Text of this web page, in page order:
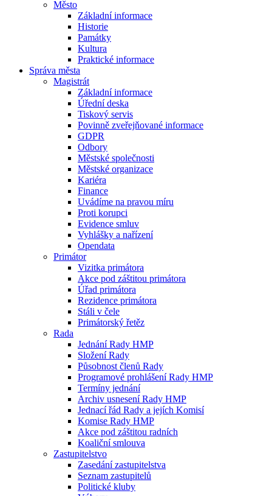
Město
Základní informace
Historie
Památky
Kultura
Praktické informace
Správa města
Magistrát
Základní informace
Úřední deska
Tiskový servis
Povinně zveřejňované informace
GDPR
Odbory
Městské společnosti
Městské organizace
Kariéra
Finance
Uvádíme na pravou míru
Proti korupci
Evidence smluv
Vyhlášky a nařízení
Opendata
Primátor
Vizitka primátora
Akce pod záštitou primátora
Úřad primátora
Rezidence primátora
Stáli v čele
Primátorský řetěz
Rada
Jednání Rady HMP
Složení Rady
Působnost členů Rady
Programové prohlášení Rady HMP
Termíny jednání
Archiv usnesení Rady HMP
Jednací řád Rady a jejích Komisí
Komise Rady HMP
Akce pod záštitou radních
Koaliční smlouva
Zastupitelstvo
Zasedání zastupitelstva
Seznam zastupitelů
Politické kluby